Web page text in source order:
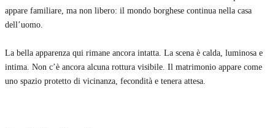
appare familiare, ma non libero: il mondo borghese continua nella casa
dell’uomo.
La bella apparenza qui rimane ancora intatta. La scena è calda, luminosa e
intima. Non c’è ancora alcuna rottura visibile. Il matrimonio appare come
uno spazio protetto di vicinanza, fecondità e tenera attesa.